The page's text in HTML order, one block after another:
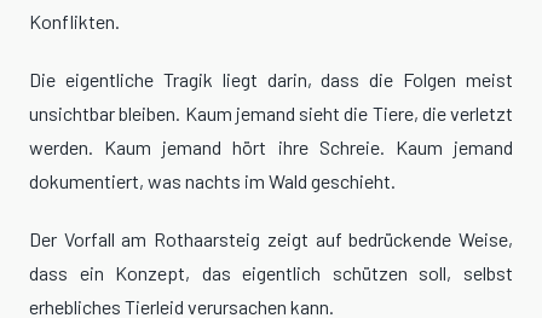
Konflikten.
Die eigentliche Tragik liegt darin, dass die Folgen meist
unsichtbar bleiben. Kaum jemand sieht die Tiere, die verletzt
werden. Kaum jemand hört ihre Schreie. Kaum jemand
dokumentiert, was nachts im Wald geschieht.
Der Vorfall am Rothaarsteig zeigt auf bedrückende Weise,
dass ein Konzept, das eigentlich schützen soll, selbst
erhebliches Tierleid verursachen kann.